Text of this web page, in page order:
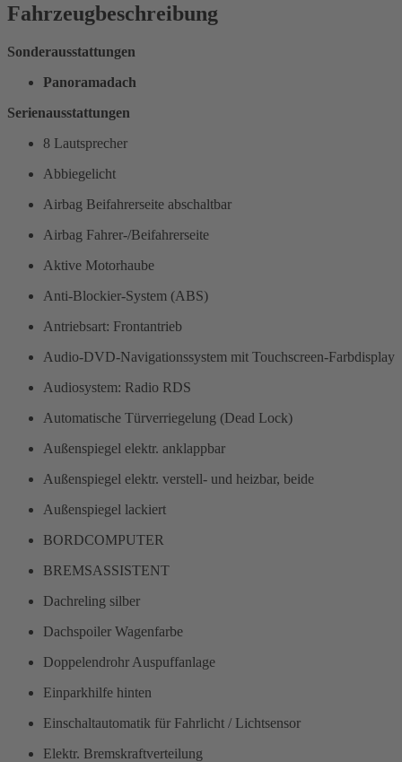
Fahrzeugbeschreibung
Sonderausstattungen
Panoramadach
Serienausstattungen
8 Lautsprecher
Abbiegelicht
Airbag Beifahrerseite abschaltbar
Airbag Fahrer-/Beifahrerseite
Aktive Motorhaube
Anti-Blockier-System (ABS)
Antriebsart: Frontantrieb
Audio-DVD-Navigationssystem mit Touchscreen-Farbdisplay
Audiosystem: Radio RDS
Automatische Türverriegelung (Dead Lock)
Außenspiegel elektr. anklappbar
Außenspiegel elektr. verstell- und heizbar, beide
Außenspiegel lackiert
BORDCOMPUTER
BREMSASSISTENT
Dachreling silber
Dachspoiler Wagenfarbe
Doppelendrohr Auspuffanlage
Einparkhilfe hinten
Einschaltautomatik für Fahrlicht / Lichtsensor
Elektr. Bremskraftverteilung